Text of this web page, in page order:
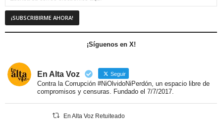
¡Síguenos en X!
En Alta Voz Seguir
Contra la Corrupción #NiOlvidoNiPerdón, un espacio libre de
compromisos y censuras. Fundado el 7/7/2017.
En Alta Voz Retuiteado